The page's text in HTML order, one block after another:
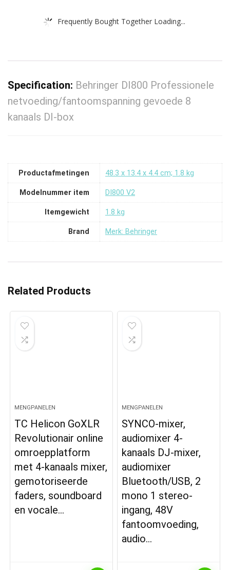
Frequently Bought Together Loading...
Specification: Behringer DI800 Professionele
netvoeding/fantoomspanning gevoede 8
kanaals DI-box
Productafmetingen ‎48.3 x 13.4 x 4.4 cm; 1.8 kg
Modelnummer item ‎DI800 V2
Itemgewicht ‎1.8 kg
Brand Merk: Behringer
Related Products
MENGPANELEN
TC Helicon GoXLR
Revolutionair online
omroepplatform
met 4-kanaals mixer,
gemotoriseerde
faders, soundboard
en vocale…
MENGPANELEN
SYNCO-mixer,
audiomixer 4-
kanaals DJ-mixer,
audiomixer
Bluetooth/USB, 2
mono 1 stereo-
ingang, 48V
fantoomvoeding,
audio…